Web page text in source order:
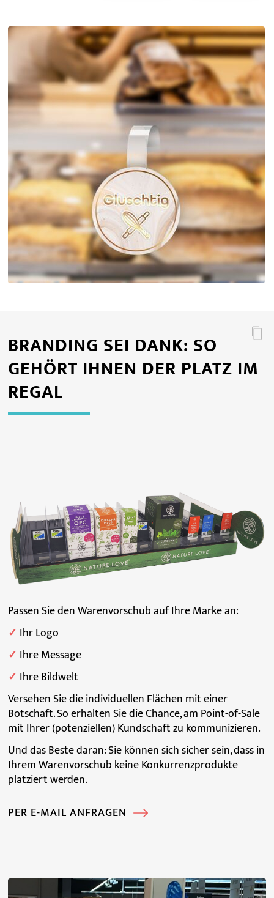
BRANDING SEI DANK: SO
GEHÖRT IHNEN DER PLATZ IM
REGAL
Passen Sie den Warenvorschub auf Ihre Marke an:
✓ Ihr Logo
✓ Ihre Message
✓ Ihre Bildwelt
Versehen Sie die individuellen Flächen mit einer
Botschaft. So erhalten Sie die Chance, am Point-of-Sale
mit Ihrer (potenziellen) Kundschaft zu kommunizieren.
Und das Beste daran: Sie können sich sicher sein, dass in
Ihrem Warenvorschub keine Konkurrenzprodukte
platziert werden.
PER E-MAIL ANFRAGEN